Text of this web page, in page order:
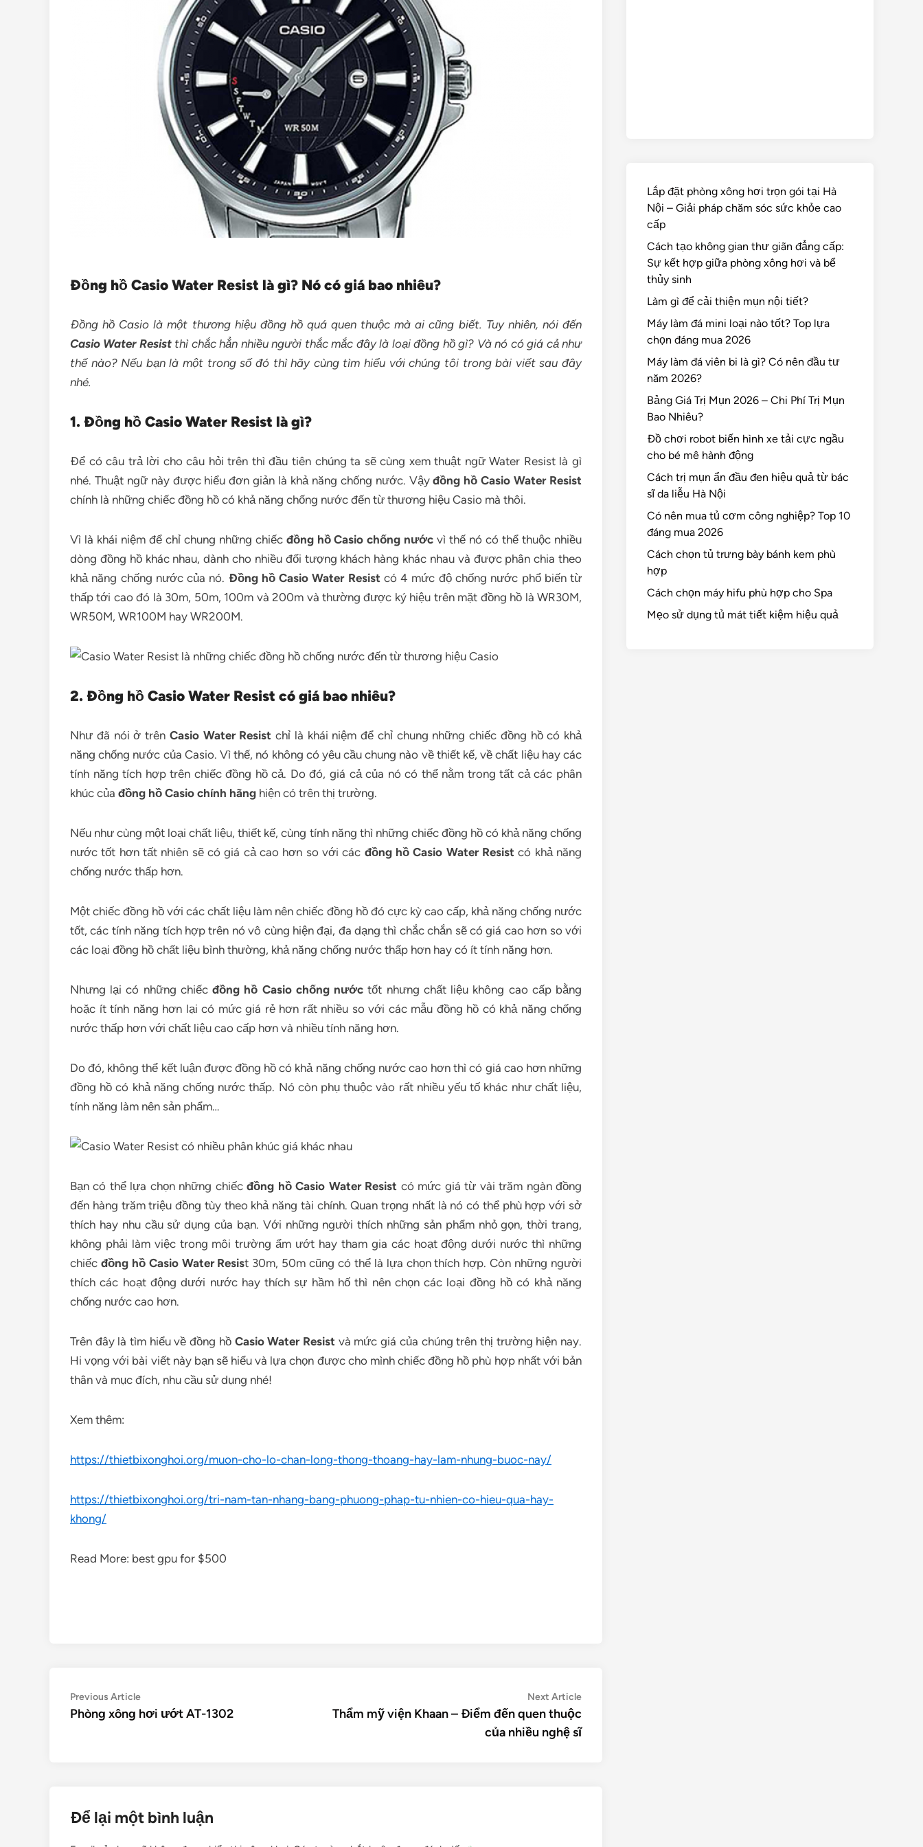
Đồng hồ Casio Water Resist là gì? Nó có giá bao nhiêu?
Đồng hồ Casio là một thương hiệu đồng hồ quá quen thuộc mà ai cũng biết. Tuy nhiên, nói đến
Casio Water Resist thì chắc hẳn nhiều người thắc mắc đây là loại đồng hồ gì? Và nó có giá cả như
thế nào? Nếu bạn là một trong số đó thì hãy cùng tìm hiểu với chúng tôi trong bài viết sau đây
nhé.
1. Đồng hồ Casio Water Resist là gì?
Để có câu trả lời cho câu hỏi trên thì đầu tiên chúng ta sẽ cùng xem thuật ngữ Water Resist là gì
nhé. Thuật ngữ này được hiểu đơn giản là khả năng chống nước. Vậyđồng hồ Casio Water Resist
chính là những chiếc đồng hồ có khả năng chống nước đến từ thương hiệu Casio mà thôi.
Vì là khái niệm để chỉ chung những chiếc đồng hồ Casio chống nướcvì thế nó có thể thuộc nhiều
dòng đồng hồ khác nhau, dành cho nhiều đối tượng khách hàng khác nhau và được phân chia theo
khả năng chống nước của nó. Đồng hồ Casio Water Resist có 4 mức độ chống nước phổ biến từ
thấp tới cao đó là 30m, 50m, 100m và 200m và thường được ký hiệu trên mặt đồng hồ là WR30M,
WR50M, WR100M hay WR200M.
2. Đồng hồ Casio Water Resist có giá bao nhiêu?
Như đã nói ở trên Casio Water Resist chỉ là khái niệm để chỉ chung những chiếc đồng hồ có khả
năng chống nước của Casio. Vì thế, nó không có yêu cầu chung nào về thiết kế, về chất liệu hay các
tính năng tích hợp trên chiếc đồng hồ cả. Do đó, giá cả của nó có thể nằm trong tất cả các phân
khúc của đồng hồ Casio chính hãng hiện có trên thị trường.
Nếu như cùng một loại chất liệu, thiết kế, cùng tính năng thì những chiếc đồng hồ có khả năng chống
nước tốt hơn tất nhiên sẽ có giá cả cao hơn so với các đồng hồ Casio Water Resistcó khả năng
chống nước thấp hơn.
Một chiếc đồng hồ với các chất liệu làm nên chiếc đồng hồ đó cực kỳ cao cấp, khả năng chống nước
tốt, các tính năng tích hợp trên nó vô cùng hiện đại, đa dạng thì chắc chắn sẽ có giá cao hơn so với
các loại đồng hồ chất liệu bình thường, khả năng chống nước thấp hơn hay có ít tính năng hơn.
Nhưng lại có những chiếcđồng hồ Casio chống nước tốt nhưng chất liệu không cao cấp bằng
hoặc ít tính năng hơn lại có mức giá rẻ hơn rất nhiều so với các mẫu đồng hồ có khả năng chống
nước thấp hơn với chất liệu cao cấp hơn và nhiều tính năng hơn.
Do đó, không thể kết luận được đồng hồ có khả năng chống nước cao hơn thì có giá cao hơn những
đồng hồ có khả năng chống nước thấp. Nó còn phụ thuộc vào rất nhiều yếu tố khác như chất liệu,
tính năng làm nên sản phẩm…
Bạn có thể lựa chọn những chiếcđồng hồ Casio Water Resist có mức giá từ vài trăm ngàn đồng
đến hàng trăm triệu đồng tùy theo khả năng tài chính. Quan trọng nhất là nó có thể phù hợp với sở
thích hay nhu cầu sử dụng của bạn. Với những người thích những sản phẩm nhỏ gọn, thời trang,
không phải làm việc trong môi trường ẩm ướt hay tham gia các hoạt động dưới nước thì những
chiếc đồng hồ Casio Water Resist 30m, 50m cũng có thể là lựa chọn thích hợp. Còn những người
thích các hoạt động dưới nước hay thích sự hầm hố thì nên chọn các loại đồng hồ có khả năng
chống nước cao hơn.
Trên đây là tìm hiểu về đồng hồ Casio Water Resist và mức giá của chúng trên thị trường hiện nay.
Hi vọng với bài viết này bạn sẽ hiểu và lựa chọn được cho mình chiếc đồng hồ phù hợp nhất với bản
thân và mục đích, nhu cầu sử dụng nhé!
Xem thêm:
https://thietbixonghoi.org/muon-cho-lo-chan-long-thong-thoang-hay-lam-nhung-buoc-nay/
https://thietbixonghoi.org/tri-nam-tan-nhang-bang-phuong-phap-tu-nhien-co-hieu-qua-hay-
khong/
Read More: best gpu for $500
Điều
hướng
Previous ArticlePrevious
article:
Phòng xông hơi ướt AT-1302
Next ArticleNext
Thẩm mỹ viện Khaan – Điểm đến quen thuộc
của nhiều nghệ sĩ
Để lại một bình luận
Lắp đặt phòng xông hơi trọn gói tại Hà
Nội – Giải pháp chăm sóc sức khỏe cao
cấp
Cách tạo không gian thư giãn đẳng cấp:
Sự kết hợp giữa phòng xông hơi và bể
thủy sinh
Làm gì để cải thiện mụn nội tiết?
Máy làm đá mini loại nào tốt? Top lựa
chọn đáng mua 2026
Máy làm đá viên bi là gì? Có nên đầu tư
năm 2026?
Bảng Giá Trị Mụn 2026 – Chi Phí Trị Mụn
Bao Nhiêu?
Đồ chơi robot biến hình xe tải cực ngầu
cho bé mê hành động
Cách trị mụn ẩn đầu đen hiệu quả từ bác
sĩ da liễu Hà Nội
Có nên mua tủ cơm công nghiệp? Top 10
đáng mua 2026
Cách chọn tủ trưng bày bánh kem phù
hợp
Cách chọn máy hifu phù hợp cho Spa
Mẹo sử dụng tủ mát tiết kiệm hiệu quả